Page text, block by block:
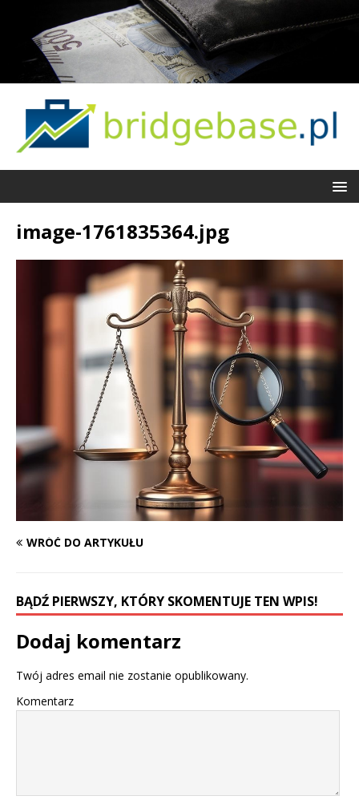
image-1761835364.jpg
WRÓĆ DO ARTYKUŁU
BĄDŹ PIERWSZY, KTÓRY SKOMENTUJE TEN WPIS!
Dodaj komentarz
Twój adres email nie zostanie opublikowany.
Komentarz